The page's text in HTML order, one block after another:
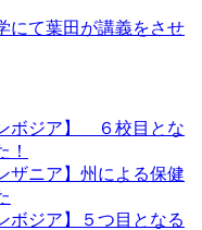
にて葉田が講義をさせ
ボジア】 ６校目とな
！
ザニア】州による保健
ボジア】５つ目となる